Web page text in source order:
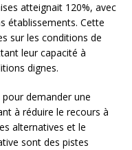
atteignait 120%, avec
établissements. Cette
sur les conditions de
leur capacité à
dignes.
pour demander une
à réduire le recours à
alternatives et le
sont des pistes